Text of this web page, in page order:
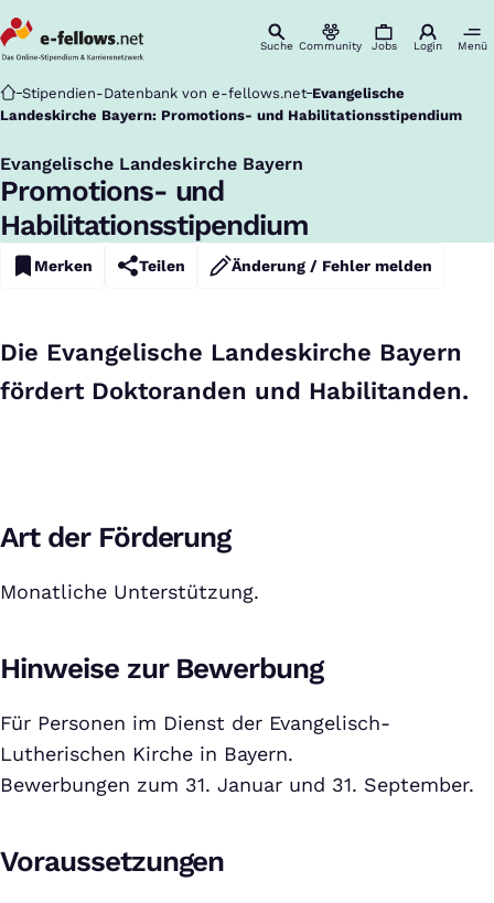
Suche Community Jobs Login Menü
Startseite
Stipendien-Datenbank von e-fellows.net Evangelische
Landeskirche Bayern: Promotions- und Habilitationsstipendium
Evangelische Landeskirche Bayern
:
Promotions- und
Habilitationsstipendium
Merken Teilen Änderung / Fehler melden
Die Evangelische Landeskirche Bayern
fördert Doktoranden und Habilitanden.
Art der Förderung
Monatliche Unterstützung.
Hinweise zur Bewerbung
Für Personen im Dienst der Evangelisch-
Lutherischen Kirche in Bayern.
Bewerbungen zum 31. Januar und 31. September.
Voraussetzungen